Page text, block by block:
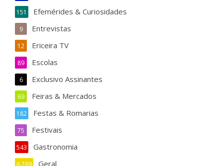
Efemérides & Curiosidades
151
Entrevistas
9
Ericeira TV
12
Escolas
89
Exclusivo Assinantes
6
Feiras & Mercados
69
Festas & Romarias
182
Festivais
75
Gastronomia
543
Geral
6.769